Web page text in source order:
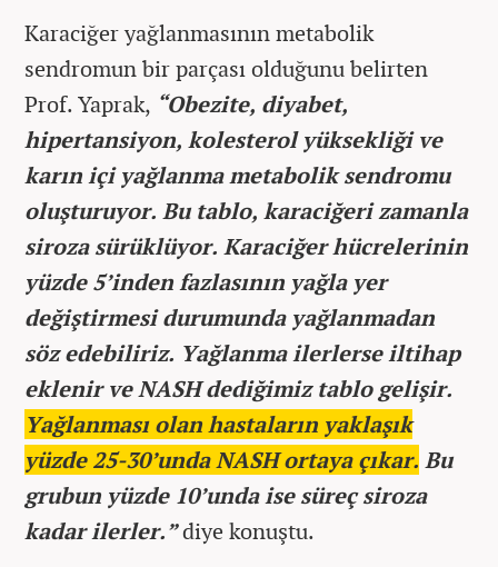
Karaciğer yağlanmasının metabolik
sendromun bir parçası olduğunu belirten
Prof. Yaprak, “Obezite, diyabet,
hipertansiyon, kolesterol yüksekliği ve
karın içi yağlanma metabolik sendromu
oluşturuyor. Bu tablo, karaciğeri zamanla
siroza sürüklüyor. Karaciğer hücrelerinin
yüzde 5’inden fazlasının yağla yer
değiştirmesi durumunda yağlanmadan
söz edebiliriz. Yağlanma ilerlerse iltihap
eklenir ve NASH dediğimiz tablo gelişir.
Yağlanması olan hastaların yaklaşık
yüzde 25-30’unda NASH ortaya çıkar. Bu
grubun yüzde 10’unda ise süreç siroza
kadar ilerler.”diye konuştu.